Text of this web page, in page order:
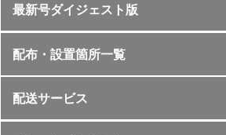
最新号ダイジェスト版
配布・設置箇所一覧
配送サービス